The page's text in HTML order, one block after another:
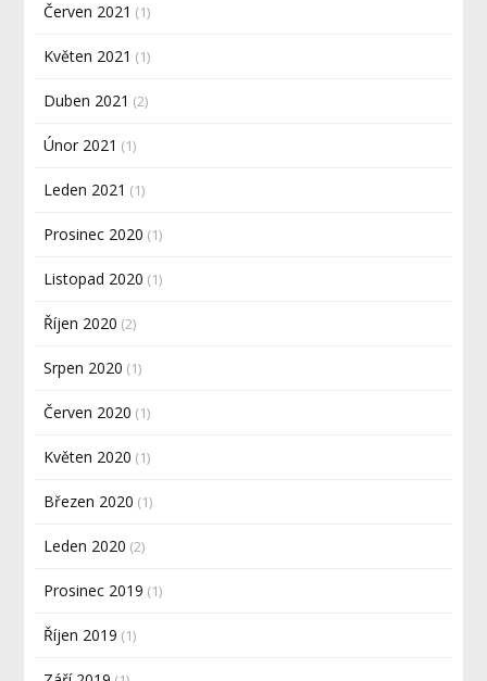
Červen 2021 (1)
Květen 2021 (1)
Duben 2021 (2)
Únor 2021 (1)
Leden 2021 (1)
Prosinec 2020 (1)
Listopad 2020 (1)
Říjen 2020 (2)
Srpen 2020 (1)
Červen 2020 (1)
Květen 2020 (1)
Březen 2020 (1)
Leden 2020 (2)
Prosinec 2019 (1)
Říjen 2019 (1)